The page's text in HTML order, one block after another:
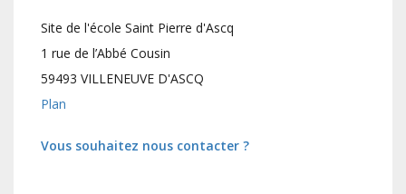
Site de l'école Saint Pierre d'Ascq
1 rue de l’Abbé Cousin
59493 VILLENEUVE D'ASCQ
Plan
Vous souhaitez nous contacter ?